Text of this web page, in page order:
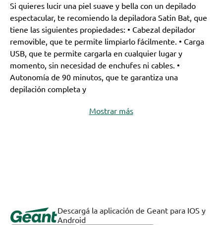
Si quieres lucir una piel suave y bella con un depilado
espectacular, te recomiendo la depiladora Satin Bat, que
tiene las siguientes propiedades: • Cabezal depilador
removible, que te permite limpiarlo fácilmente. • Carga
USB, que te permite cargarla en cualquier lugar y
momento, sin necesidad de enchufes ni cables. •
Autonomía de 90 minutos, que te garantiza una
depilación completa y
Mostrar más
Descargá la aplicación de Geant para IOS y
Android